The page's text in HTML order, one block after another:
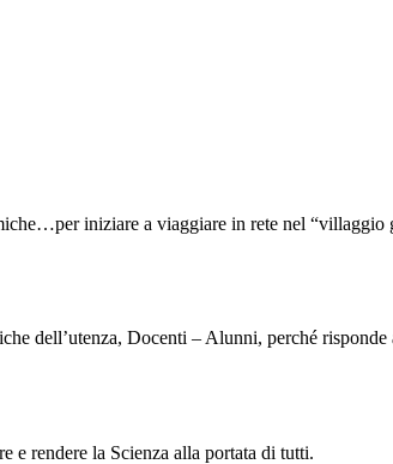
iniziare a viaggiare in rete nel “villaggio
dell’utenza, Docenti – Alunni, perché
e rendere la Scienza alla portata di tutti.